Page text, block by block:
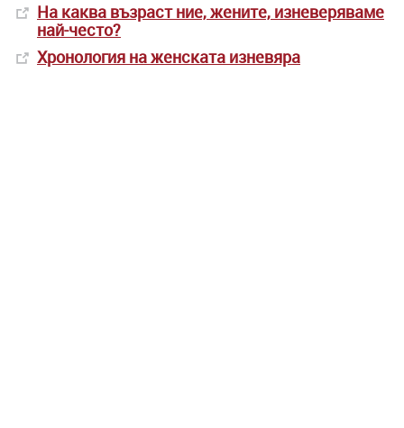
На каква възраст ние, жените, изневеряваме
най-често?
Хронология на женската изневяра